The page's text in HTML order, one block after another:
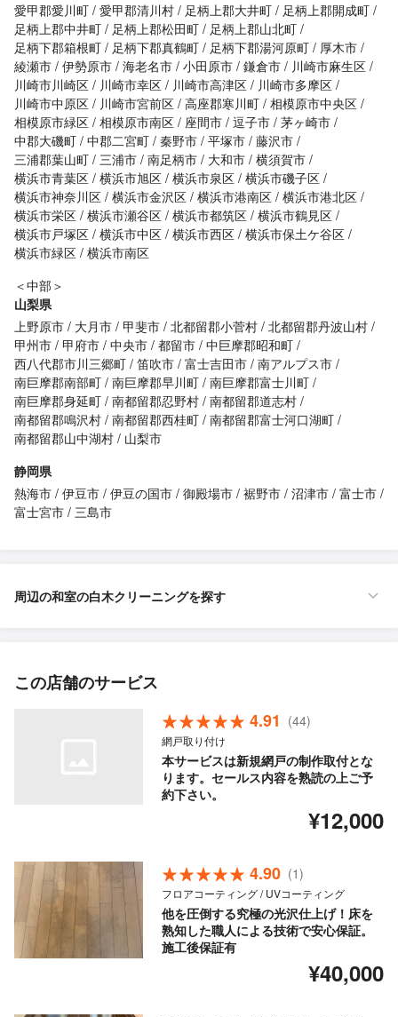
愛甲郡愛川町 愛甲郡清川村 足柄上郡大井町
足柄上郡開成町
足柄上郡中井町
足柄上郡松田町
足柄上郡山北町
足柄下郡箱根町
足柄下郡真鶴町 足柄下郡湯河原町
厚木市
綾瀬市 伊勢原市 海老名市 小田原市 鎌倉市
川崎市麻生区
川崎市川崎区
川崎市幸区 川崎市高津区
川崎市多摩区
川崎市中原区
川崎市宮前区 高座郡寒川町 相模原市中央区
相模原市緑区 相模原市南区 座間市 逗子市 茅ヶ崎市
中郡大磯町 中郡二宮町 秦野市 平塚市 藤沢市
三浦郡葉山町 三浦市 南足柄市 大和市 横須賀市
横浜市青葉区 横浜市旭区 横浜市泉区 横浜市磯子区
横浜市神奈川区 横浜市金沢区 横浜市港南区 横浜市港北区
横浜市栄区 横浜市瀬谷区 横浜市都筑区 横浜市鶴見区
横浜市戸塚区 横浜市中区 横浜市西区 横浜市保土ケ谷区
横浜市緑区 横浜市南区
＜中部＞
山梨県
上野原市
大月市 甲斐市 北都留郡小菅村 北都留郡丹波山村
甲州市
甲府市 中央市 都留市 中巨摩郡昭和町
西八代郡市川三郷町 笛吹市 富士吉田市 南アルプス市
南巨摩郡南部町 南巨摩郡早川町 南巨摩郡富士川町
南巨摩郡身延町 南都留郡忍野村 南都留郡道志村
南都留郡鳴沢村 南都留郡西桂町 南都留郡富士河口湖町
南都留郡山中湖村
山梨市
静岡県
熱海市 伊豆市 伊豆の国市 御殿場市 裾野市 沼津市 富士市
富士宮市 三島市
周辺の和室の白木クリーニングを探す
この店舗のサービス
4.91 (44)
網戸取り付け
本サービスは新規網戸の制作取付とな
ります。セールス内容を熟読の上ご予
約下さい。
¥12,000
4.90 (1)
フロアコーティング / UVコーティング
他を圧倒する究極の光沢仕上げ！床を
熟知した職人による技術で安心保証。
施工後保証有
¥40,000